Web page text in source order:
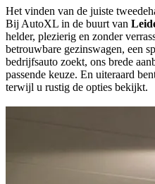
Het vinden van de juiste
Bij AutoXL in de buurt van
helder, plezierig en zonder
betrouwbare gezinswagen, een
bedrijfsauto zoekt, ons brede
passende keuze. En uiteraard
terwijl u rustig de opties bekijkt.